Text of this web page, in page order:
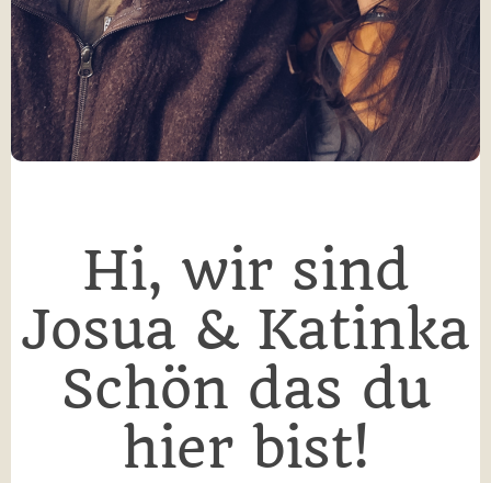
Hi, wir sind
Josua & Katinka
Schön das du
hier bist!